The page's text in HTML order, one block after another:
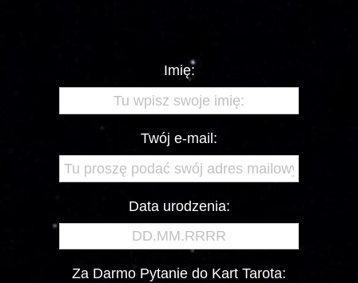
Imię:
Twój e-mail:
Data urodzenia:
Za Darmo Pytanie do Kart Tarota: